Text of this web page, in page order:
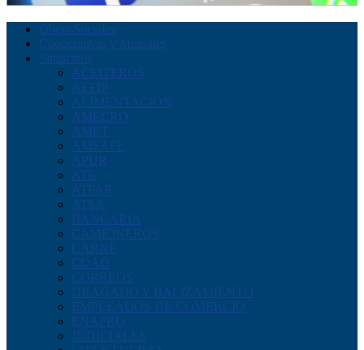
Obras Sociales
Cooperativas y Mutuales
Sindicatos
ACEITEROS
AEFIP
ALIMENTACION
AMECRO
AMET
AMSAFE
APUR
ATE
ATFAR
ATSA
BANCARIA
CAMIONEROS
CARNE
COAD
CORREOS
DRAGADO Y BALIZAMIENTO
EMPLEADOS DE COMERCIO
ENAPRO
JUDICIALES